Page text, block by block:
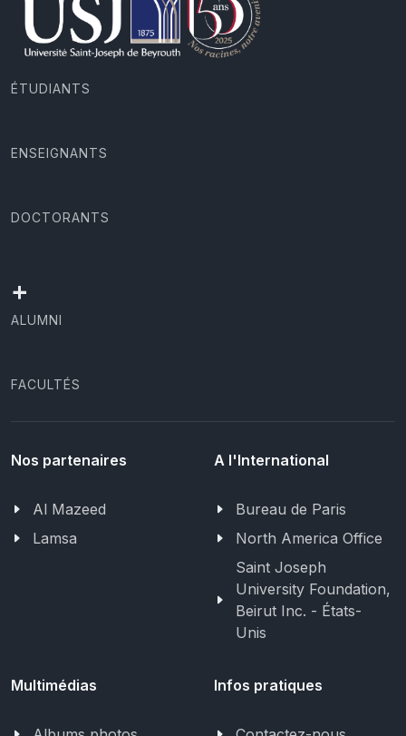
ÉTUDIANTS
ENSEIGNANTS
DOCTORANTS
+
ALUMNI
FACULTÉS
Nos partenaires
Al Mazeed
Lamsa
A l'International
Bureau de Paris
North America Office
Saint Joseph
University Foundation,
Beirut Inc. - États-
Unis
Multimédias Infos pratiques